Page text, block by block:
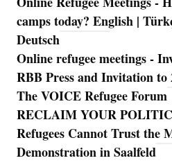
camps today? English |
Deutsch
Online refugee meetings -
RBB Press and Invitation
The VOICE Refugee Forum
RECLAIM YOUR
Refugees Cannot Trust the
Demonstration in Saalfeld